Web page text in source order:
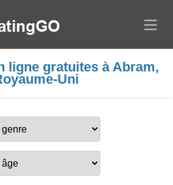
ligne gratuites à Abram,
Uni